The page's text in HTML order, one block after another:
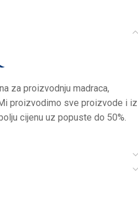
za proizvodnju madraca,
proizvodimo sve proizvode i iz
cijenu uz popuste do 50%.